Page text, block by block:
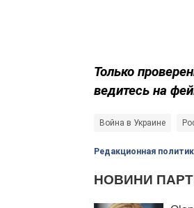
Только
ведитесь на
Война в Украине
Редакционная